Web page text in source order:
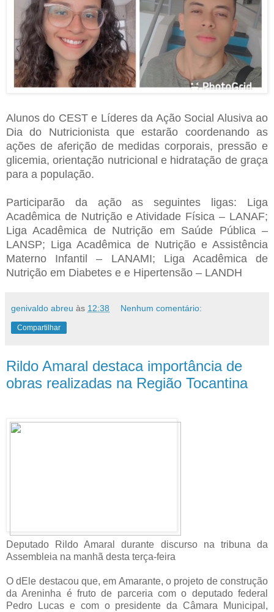
Alunos do CEST e Líderes da Ação Social Alusiva ao
Dia do Nutricionista que estarão coordenando as
ações de aferição de medidas corporais, pressão e
glicemia, orientação nutricional e hidratação de graça
para a população.
Participarão da ação as seguintes ligas: Liga
Acadêmica de Nutrição e Atividade Física – LANAF;
Liga Acadêmica de Nutrição em Saúde Pública –
LANSP; Liga Acadêmica de Nutrição e Assistência
Materno Infantil – LANAMI; Liga Acadêmica de
Nutrição em Diabetes e e Hipertensão – LANDH
genivaldo abreu às 12:38 Nenhum comentário:
Compartilhar
Rildo Amaral destaca importância de
obras realizadas na Região Tocantina
Deputado Rildo Amaral durante discurso na tribuna da
Assembleia na manhã desta terça-feira
O dEle destacou que, em Amarante, o projeto de construção
da Areninha é fruto de parceria com o deputado federal
Pedro Lucas e com o presidente da Câmara Municipal,